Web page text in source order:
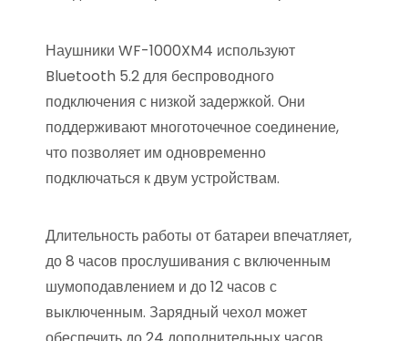
Наушники WF-1000XM4 используют
Bluetooth 5.2 для беспроводного
подключения с низкой задержкой. Они
поддерживают многоточечное соединение,
что позволяет им одновременно
подключаться к двум устройствам.
Длительность работы от батареи впечатляет,
до 8 часов прослушивания с включенным
шумоподавлением и до 12 часов с
выключенным. Зарядный чехол может